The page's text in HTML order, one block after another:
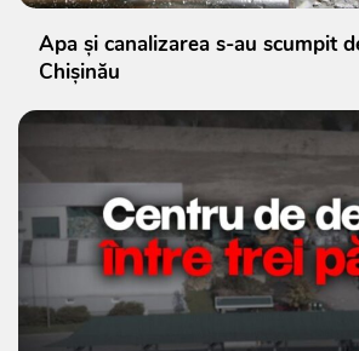
Apa și canalizarea s-au scumpit
Chișinău